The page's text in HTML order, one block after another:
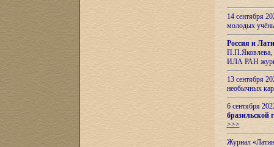
14 сентября
молодых
Россия и
П.П.Яковлева,
ИЛА РАН
13 сентября
необычных
6 сентября
бразильской
>>>
Журнал